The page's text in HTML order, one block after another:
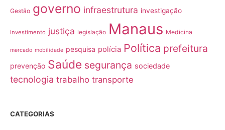
Gestão governo infraestrutura investigação
investimento justiça legislação Manaus Medicina
mercado mobilidade pesquisa polícia Política prefeitura
prevenção Saúde segurança sociedade
tecnologia trabalho transporte
CATEGORIAS